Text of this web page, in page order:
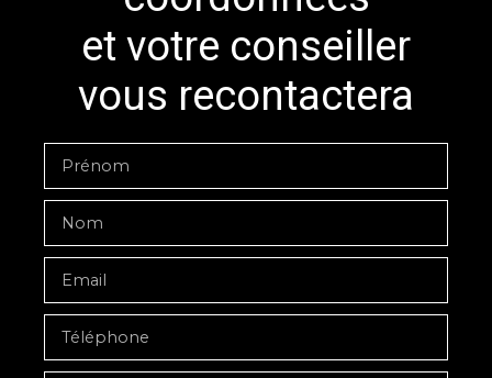
et votre conseiller
vous recontactera
Prénom
Nom
Email
Téléphone